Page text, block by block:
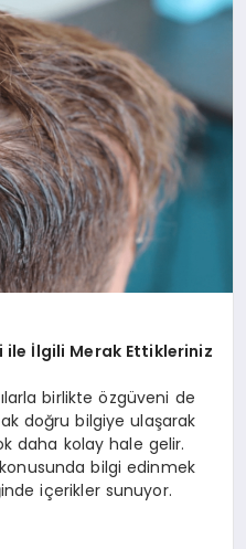
ile İlgili Merak Ettikleriniz
birlikte özgüveni de
doğru bilgiye ulaşarak
daha kolay hale gelir.
bilgi edinmek
içerikler sunuyor.